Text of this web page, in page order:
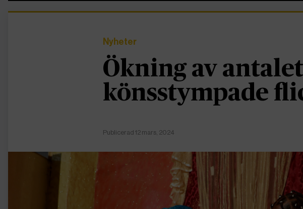
Nyheter
Ökning av antalet
könsstympade
Publicerad 12 mars, 2024